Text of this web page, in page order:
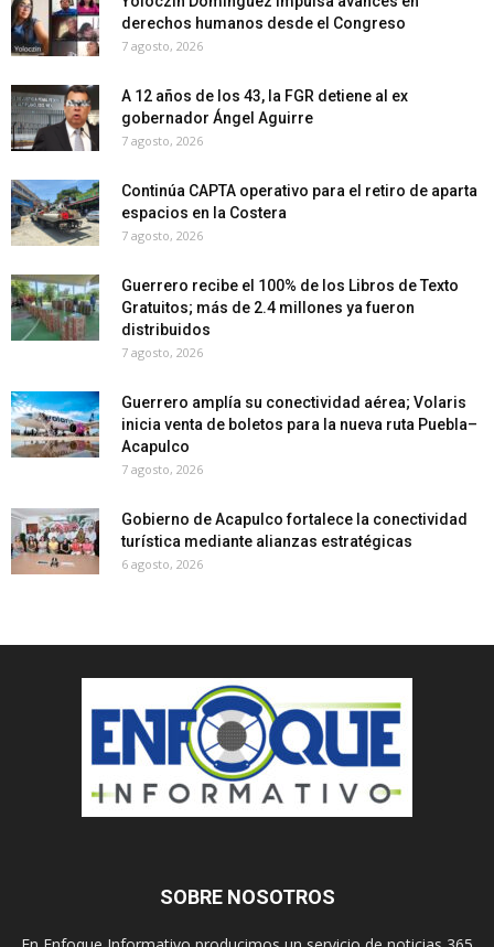
derechos humanos desde el Congreso
7 agosto, 2026
A 12 años de los 43, la FGR detiene al ex
gobernador Ángel Aguirre
7 agosto, 2026
Continúa CAPTA operativo para el retiro de aparta
espacios en la Costera
7 agosto, 2026
Guerrero recibe el 100% de los Libros de Texto
Gratuitos; más de 2.4 millones ya fueron
distribuidos
7 agosto, 2026
Guerrero amplía su conectividad aérea; Volaris
inicia venta de boletos para la nueva ruta Puebla–
Acapulco
7 agosto, 2026
Gobierno de Acapulco fortalece la conectividad
turística mediante alianzas estratégicas
6 agosto, 2026
SOBRE NOSOTROS